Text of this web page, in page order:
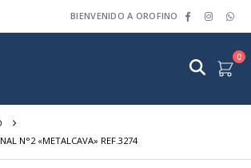
BIENVENIDO A OROFINO
0
N°2 «METALCAVA» REF.3274